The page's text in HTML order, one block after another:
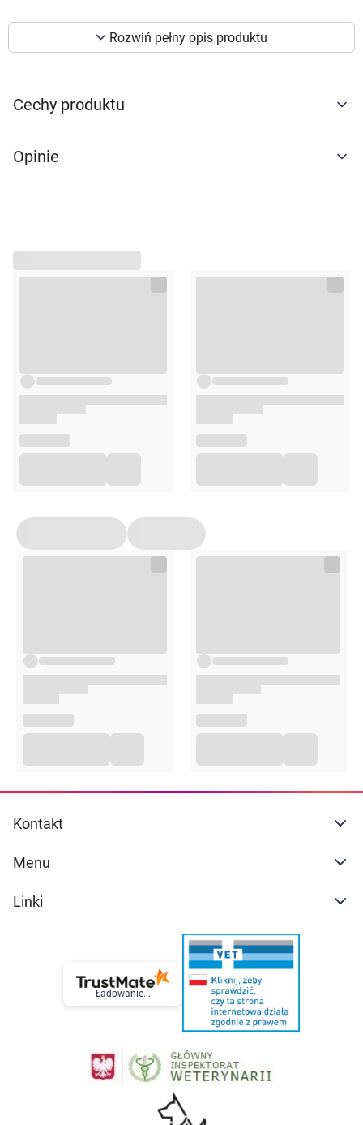
preferencji. Więcej informacji znajdziesz w
naszejpolityce prywatności. Możesz określić
"Ustawienia" lub możesz zaakceptować
AKCEPTUJĘ WSZYSTKIE
Rozwiń pełny opis produktu
Cechy produktu
Opinie
Kontakt
Menu
Linki
Ładowanie...